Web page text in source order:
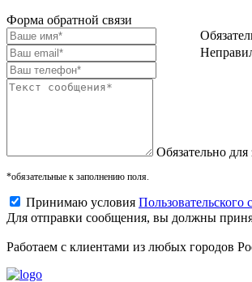
Форма обратной связи
Обязательно
*обязательные к заполнению поля.
Принимаю условия Пользовательского
Для отправки сообщения, вы должны
Работаем с клиентами из любых городов